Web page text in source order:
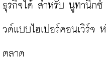
ธุรกิจได้ สำหรับ นูทานิกซ์
วด์แบบไฮเปอร์คอนเวิร์จ
ตลาด